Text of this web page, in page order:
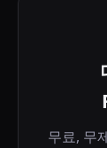
무료, 무